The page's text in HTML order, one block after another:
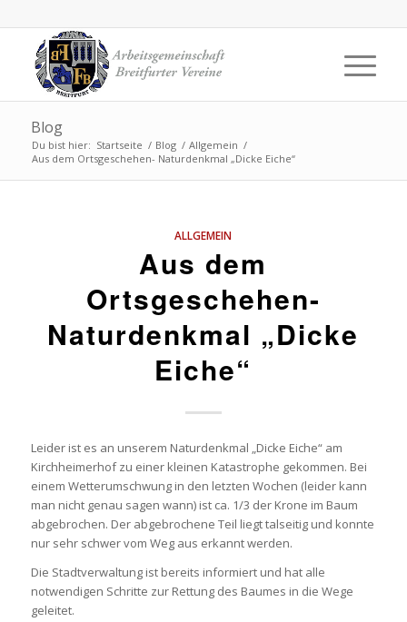
Blog
Du bist hier: Startseite / Blog / Allgemein /
Aus dem Ortsgeschehen- Naturdenkmal „Dicke Eiche“
ALLGEMEIN
Aus dem
Ortsgeschehen-
Naturdenkmal „Dicke
Eiche“
Leider ist es an unserem Naturdenkmal „Dicke Eiche“ am
Kirchheimerhof zu einer kleinen Katastrophe gekommen. Bei
einem Wetterumschwung in den letzten Wochen (leider kann
man nicht genau sagen wann) ist ca. 1/3 der Krone im Baum
abgebrochen. Der abgebrochene Teil liegt talseitig und konnte
nur sehr schwer vom Weg aus erkannt werden.
Die Stadtverwaltung ist bereits informiert und hat alle
notwendigen Schritte zur Rettung des Baumes in die Wege
geleitet.